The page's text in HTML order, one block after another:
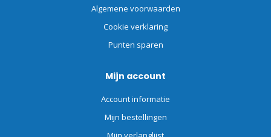
Algemene voorwaarden
Cookie verklaring
Punten sparen
Mijn account
Account informatie
Mijn bestellingen